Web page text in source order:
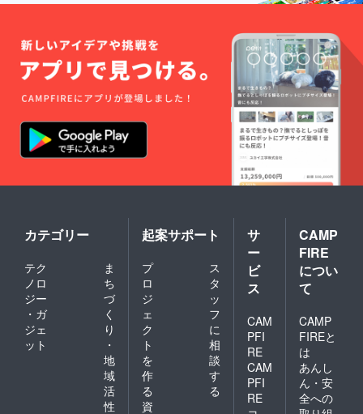
カテゴリー
テク
ノロ
ジー
・ガ
ジェ
ット
ま
ち
づ
く
り
・
地
域
活
性
起案サポート
プ
ロ
ジ
ェ
ク
ト
を
作
る
ス
タ
ッ
フ
に
相
談
す
る
資
サ
ー
ビ
ス
CAM
PFI
RE
CAM
PFI
RE
CAMP
FIRE
につい
て
CAMP
FIREと
は
あんし
ん・安
全への